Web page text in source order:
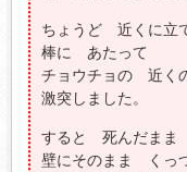
ちょうど 近くに立
棒に あたって
チョウチョの 近く
激突しました。
すると 死んだまま
壁にそのまま くっ